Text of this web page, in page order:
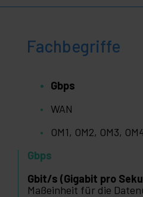
Fachbegriffe
Gbps
WAN
OM1, OM2, OM3,
Gbps
Gbit/s (Gigabit pro
Maßeinheit für die